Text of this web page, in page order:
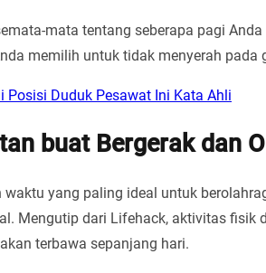
mata tentang seberapa pagi
memilih untuk tidak menyerah
Posisi Duduk Pesawat Ini Kata Ahli
buat Bergerak dan
waktu yang paling ideal untuk
Mengutip dari Lifehack, aktivitas fisik
terbawa sepanjang hari.